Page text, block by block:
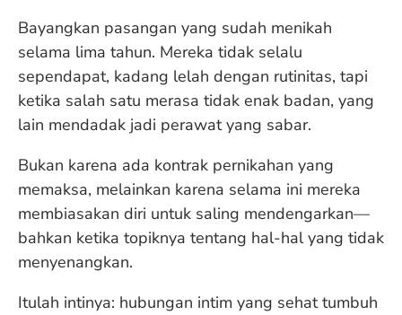
Bayangkan pasangan yang sudah menikah
selama lima tahun. Mereka tidak selalu
sependapat, kadang lelah dengan rutinitas, tapi
ketika salah satu merasa tidak enak badan, yang
lain mendadak jadi perawat yang sabar.
Bukan karena ada kontrak pernikahan yang
memaksa, melainkan karena selama ini mereka
membiasakan diri untuk saling mendengarkan—
bahkan ketika topiknya tentang hal-hal yang tidak
menyenangkan.
Itulah intinya: hubungan intim yang sehat tumbuh